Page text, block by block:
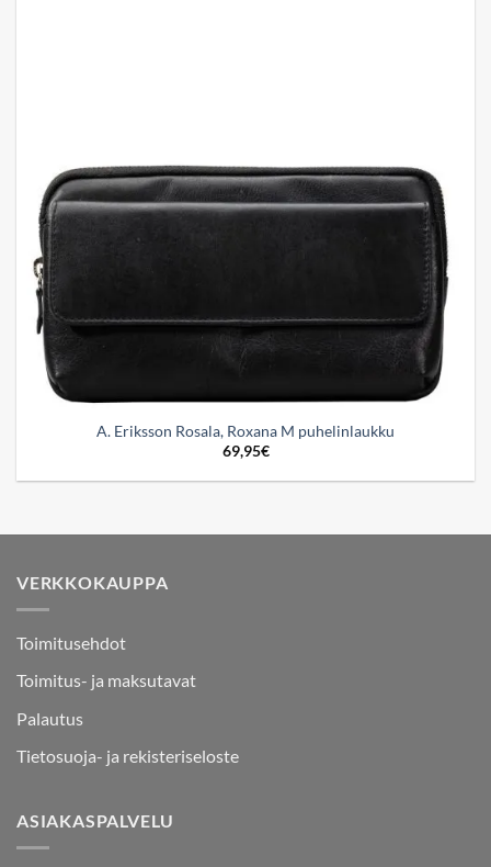
A. Eriksson Rosala, Roxana M puhelinlaukku
69,95€
VERKKOKAUPPA
Toimitusehdot
Toimitus- ja maksutavat
Palautus
Tietosuoja- ja rekisteriseloste
ASIAKASPALVELU